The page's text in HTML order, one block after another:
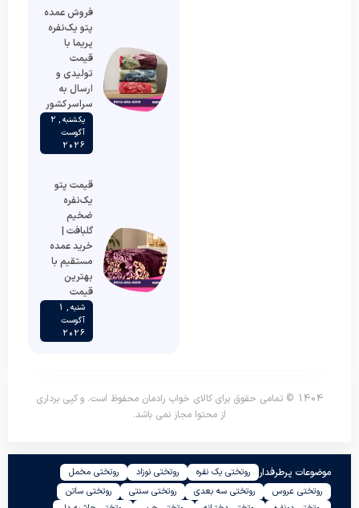
فروش عمده
پتو یک‌نفره
پریما با
قیمت
تولیدی و
ارسال به
سراسر کشور
یکشنبه , 2
آگوست
2026
قیمت پتو
یک‌نفره
ضخیم
گلبافت |
خرید عمده
مستقیم با
بهترین
قیمت
شنبه , 1
آگوست
2026
1404 © تمامی حقوق برای کالای خواب رادمان محفوظ است. و کپی برداری
از محتوا مجاز نمی باشد.
موضوعات پرطرفدار روتختی یک نفره روتختی نوزاد
روتختی مخمل
روتختی عروس
روتختی سه بعدی روتختی سنتی
روتختی ساتن